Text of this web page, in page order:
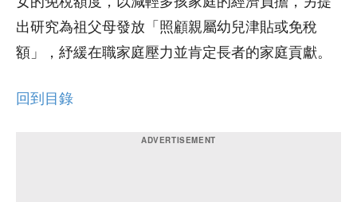
出研究為祖父母發放「照顧親屬幼兒津貼或免稅
額」，紓緩在職家庭壓力並肯定長者的家庭貢獻。
回到目錄